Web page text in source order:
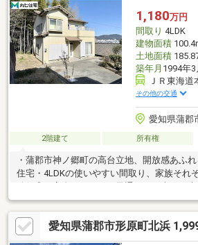
1,180万円
間取り 4LDK
建物面積
土地面積
築年月 1994年
ＪＲ東海
その他の交通
愛知県蒲郡
2階建て 所有権
・蒲郡市神ノ郷町の高台立地、開放感あふ
住宅・4LDKの使いやすい間取り、家族それ
確保◎・高台ならではの風通しと日当たり爽
そうです・中央小学校まで徒歩約7分、通学
イオン蒲郡店など商業施設も徒歩圏内で生
築、DIYやリフォームで“自分色”にアレンジ
問合せは「0120-07-1645」／内見希望の方
愛知県蒲郡市形原町北浜